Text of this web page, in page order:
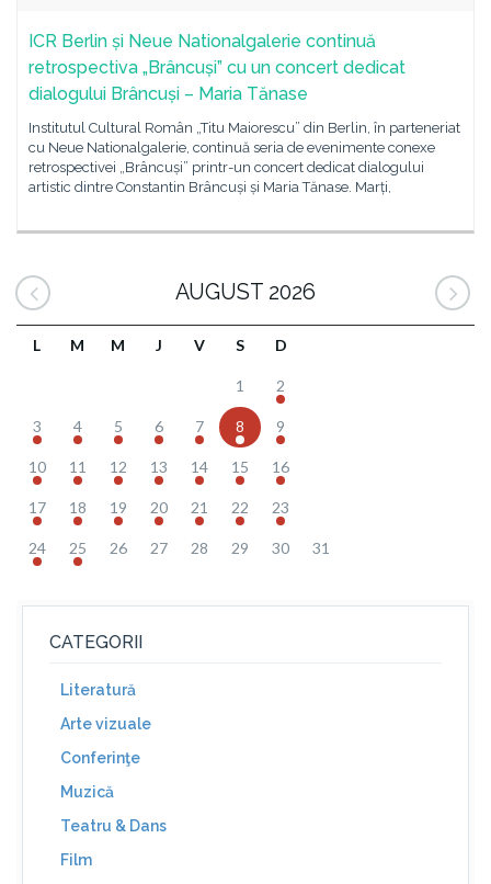
ICR Berlin și Neue Nationalgalerie continuă
retrospectiva „Brâncuși” cu un concert dedicat
dialogului Brâncuși – Maria Tănase
Institutul Cultural Român „Titu Maiorescu” din Berlin, în parteneriat
cu Neue Nationalgalerie, continuă seria de evenimente conexe
retrospectivei „Brâncuși” printr-un concert dedicat dialogului
artistic dintre Constantin Brâncuși și Maria Tănase. Marți,
AUGUST 2026
L M M J V S D
1 2
3 4 5 6 7 8 9
10 11 12 13 14 15 16
17 18 19 20 21 22 23
24 25 26 27 28 29 30 31
CATEGORII
Literatură
Arte vizuale
Conferinţe
Muzică
Teatru & Dans
Film